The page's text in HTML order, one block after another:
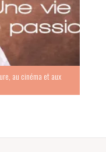
au cinéma et aux